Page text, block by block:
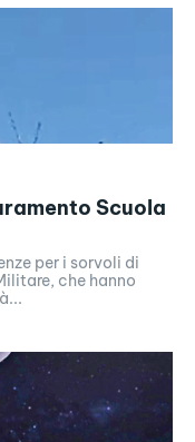
Scuola
per i sorvoli di
che hanno